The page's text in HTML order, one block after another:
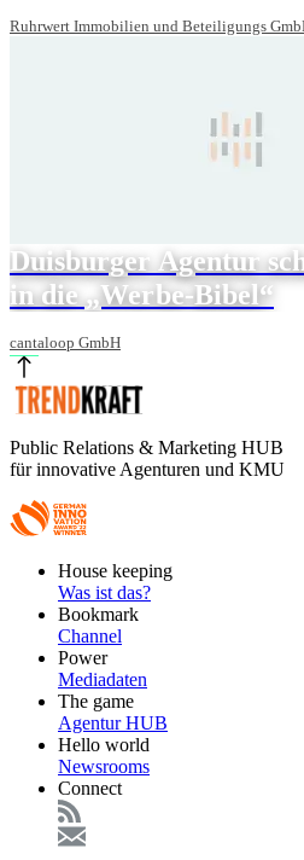
Ruhrwert Immobilien und Beteiligungs
Duisburger Agentur
in die „Werbe-Bibel“
cantaloop GmbH
Public Relations & Marketing HUB
für innovative Agenturen und KMU
FooterHouse keeping
Was ist das?
Bookmark
Channel
Power
Mediadaten
The game
Agentur HUB
Hello world
Newsrooms
Connect